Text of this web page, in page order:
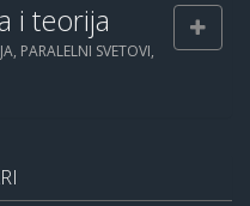
i teorija
PARALELNI SVETOVI,